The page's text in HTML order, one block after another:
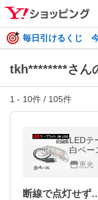
毎日引けるくじ
tkh********さん
1 - 10件 / 105件
LEDテ
白ベー
MD 切
28-X恵光
断線で点灯せず